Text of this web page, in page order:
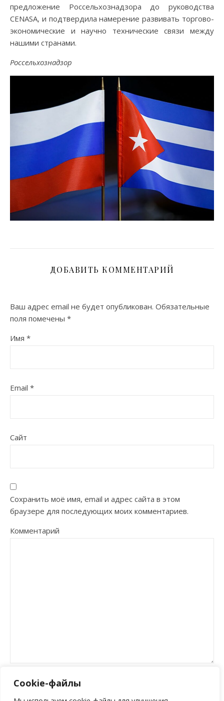
Cookie-файлы
предложение Россельхознадзора до руководства
CENASA, и подтвердила намерение развивать торгово-
экономические и научно технические связи между
нашими странами.
Россельхознадзор
ДОБАВИТЬ КОММЕНТАРИЙ
Ваш адрес email не будет опубликован. Обязательные
поля помечены *
Имя *
Email *
Сайт
Сохранить моё имя, email и адрес сайта в этом
браузере для последующих моих комментариев.
Комментарий